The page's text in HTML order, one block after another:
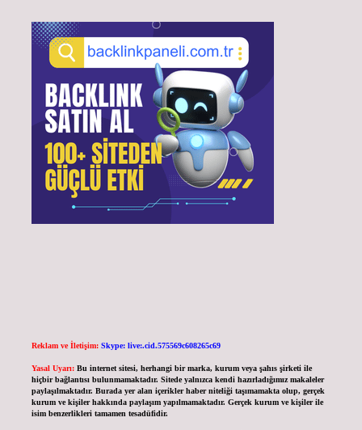
Reklam ve İletişim: Skype: live:.cid.575569c608265c69
Yasal Uyarı: Bu internet sitesi, herhangi bir marka, kurum veya şahıs şirketi ile
hiçbir bağlantısı bulunmamaktadır. Sitede yalnızca kendi hazırladığımız makaleler
paylaşılmaktadır. Burada yer alan içerikler haber niteliği taşımamakta olup, gerçek
kurum ve kişiler hakkında paylaşım yapılmamaktadır. Gerçek kurum ve kişiler ile
isim benzerlikleri tamamen tesadüfidir.